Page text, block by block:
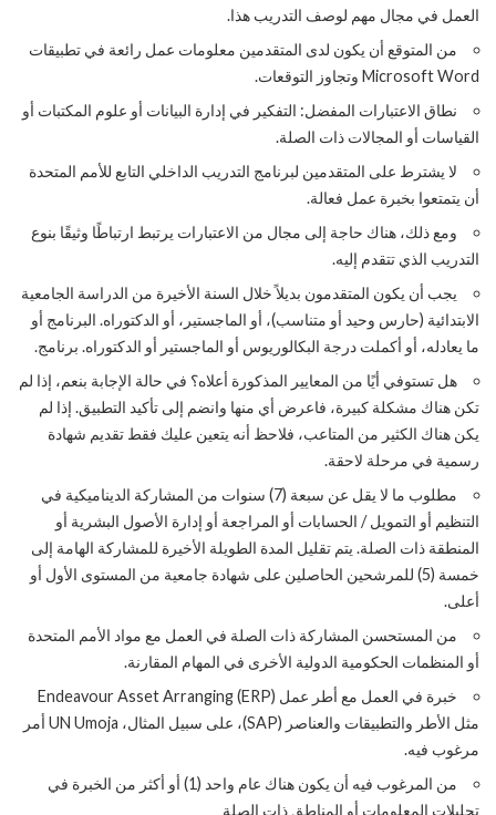
العمل في مجال مهم لوصف التدريب هذا.
من المتوقع أن يكون لدى المتقدمين معلومات عمل رائعة في تطبيقات
Microsoft Word وتجاوز التوقعات.
نطاق الاعتبارات المفضل: التفكير في إدارة البيانات أو علوم المكتبات أو
القياسات أو المجالات ذات الصلة.
لا يشترط على المتقدمين لبرنامج التدريب الداخلي التابع للأمم المتحدة
أن يتمتعوا بخبرة عمل فعالة.
ومع ذلك، هناك حاجة إلى مجال من الاعتبارات يرتبط ارتباطًا وثيقًا بنوع
التدريب الذي تتقدم إليه.
يجب أن يكون المتقدمون بديلاً خلال السنة الأخيرة من الدراسة الجامعية
الابتدائية (حارس وحيد أو متناسب)، أو الماجستير، أو الدكتوراه. البرنامج أو
ما يعادله، أو أكملت درجة البكالوريوس أو الماجستير أو الدكتوراه. برنامج.
هل تستوفي أيًا من المعايير المذكورة أعلاه؟ في حالة الإجابة بنعم، إذا لم
تكن هناك مشكلة كبيرة، فاعرض أي منها وانضم إلى تأكيد التطبيق. إذا لم
يكن هناك الكثير من المتاعب، فلاحظ أنه يتعين عليك فقط تقديم شهادة
رسمية في مرحلة لاحقة.
مطلوب ما لا يقل عن سبعة (7) سنوات من المشاركة الديناميكية في
التنظيم أو التمويل / الحسابات أو المراجعة أو إدارة الأصول البشرية أو
المنطقة ذات الصلة. يتم تقليل المدة الطويلة الأخيرة للمشاركة الهامة إلى
خمسة (5) للمرشحين الحاصلين على شهادة جامعية من المستوى الأول أو
أعلى.
من المستحسن المشاركة ذات الصلة في العمل مع مواد الأمم المتحدة
أو المنظمات الحكومية الدولية الأخرى في المهام المقارنة.
خبرة في العمل مع أطر عمل Endeavour Asset Arranging (ERP)
مثل الأطر والتطبيقات والعناصر (SAP)، على سبيل المثال، UN Umoja أمر
مرغوب فيه.
من المرغوب فيه أن يكون هناك عام واحد (1) أو أكثر من الخبرة في
تحليلات المعلومات أو المناطق ذات الصلة